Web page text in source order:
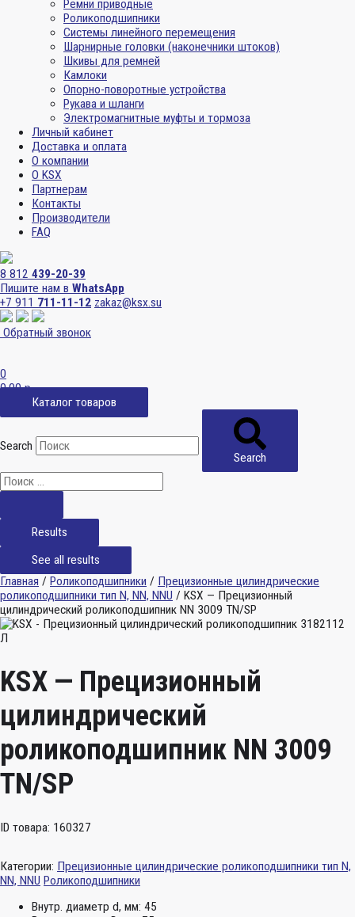
Ремни приводные
Роликоподшипники
Системы линейного перемещения
Шарнирные головки (наконечники штоков)
Шкивы для ремней
Камлоки
Опорно-поворотные устройства
Рукава и шланги
Электромагнитные муфты и тормоза
Личный кабинет
Доставка и оплата
О компании
О KSX
Партнерам
Контакты
Производители
FAQ
8 812 439-20-39
Пишите нам в WhatsApp
+7 911 711-11-12 zakaz@ksx.su
Обратный звонок
0
0,00р.
Каталог товаров
Search
Search
Results
See all results
Главная / Роликоподшипники / Прецизионные цилиндрические
роликоподшипники тип N, NN, NNU / KSX — Прецизионный
цилиндрический роликоподшипник NN 3009 TN/SP
KSX — Прецизионный
цилиндрический
роликоподшипник NN 3009
TN/SP
ID товара: 160327
Категории: Прецизионные цилиндрические роликоподшипники тип N,
NN, NNU Роликоподшипники
Внутр. диаметр d, мм: 45